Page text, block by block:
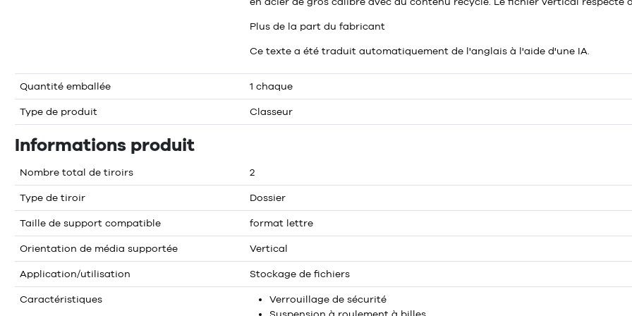
Plus de la part du fabricant
Ce texte a été traduit automatiquement de l'anglais à l'aide d'une IA.
Quantité emballée 1 chaque
Type de produit Classeur
Informations produit
Nombre total de tiroirs 2
Type de tiroir Dossier
Taille de support compatible format lettre
Orientation de média supportée Vertical
Application/utilisation Stockage de fichiers
Caractéristiques
Verrouillage de sécurité